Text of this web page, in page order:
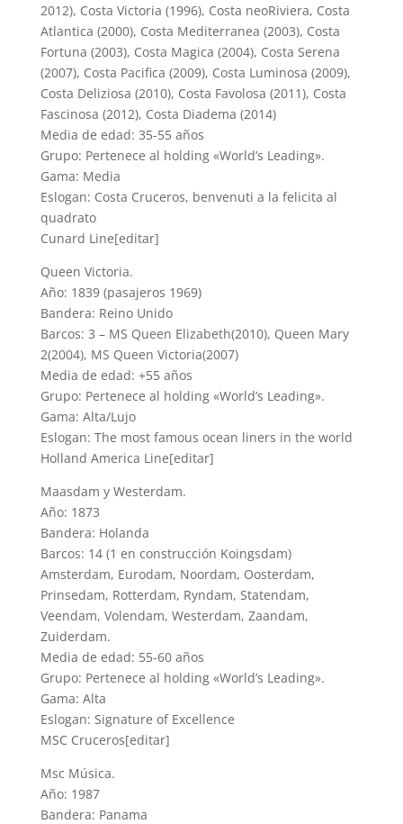
2012), Costa Victoria (1996), Costa neoRiviera, Costa
Atlantica (2000), Costa Mediterranea (2003), Costa
Fortuna (2003), Costa Magica (2004), Costa Serena
(2007), Costa Pacifica (2009), Costa Luminosa (2009),
Costa Deliziosa (2010), Costa Favolosa (2011), Costa
Fascinosa (2012), Costa Diadema (2014)
Media de edad: 35-55 años
Grupo: Pertenece al holding «World’s Leading».
Gama: Media
Eslogan: Costa Cruceros, benvenuti a la felicita al
quadrato
Cunard Line[editar]
Queen Victoria.
Año: 1839 (pasajeros 1969)
Bandera: Reino Unido
Barcos: 3 – MS Queen Elizabeth(2010), Queen Mary
2(2004), MS Queen Victoria(2007)
Media de edad: +55 años
Grupo: Pertenece al holding «World’s Leading».
Gama: Alta/Lujo
Eslogan: The most famous ocean liners in the world
Holland America Line[editar]
Maasdam y Westerdam.
Año: 1873
Bandera: Holanda
Barcos: 14 (1 en construcción Koingsdam)
Amsterdam, Eurodam, Noordam, Oosterdam,
Prinsedam, Rotterdam, Ryndam, Statendam,
Veendam, Volendam, Westerdam, Zaandam,
Zuiderdam.
Media de edad: 55-60 años
Grupo: Pertenece al holding «World’s Leading».
Gama: Alta
Eslogan: Signature of Excellence
MSC Cruceros[editar]
Msc Música.
Año: 1987
Bandera: Panama